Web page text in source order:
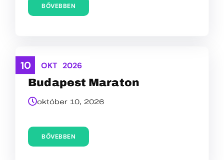
BŐVEBBEN
10 OKT 2026
ASZFALT
Budapest Maraton
október 10, 2026
BŐVEBBEN